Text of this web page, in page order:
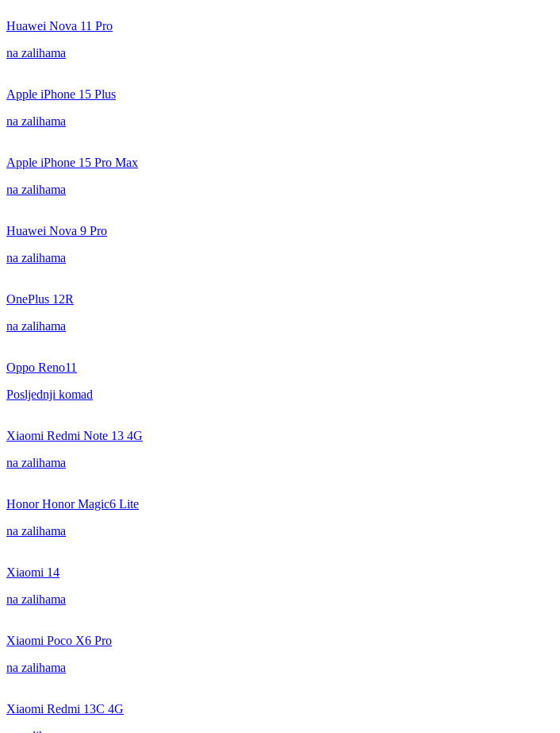
Huawei Nova 11 Pro
na zalihama
Apple iPhone 15 Plus
na zalihama
Apple iPhone 15 Pro Max
na zalihama
Huawei Nova 9 Pro
na zalihama
OnePlus 12R
na zalihama
Oppo Reno11
Posljednji komad
Xiaomi Redmi Note 13 4G
na zalihama
Honor Honor Magic6 Lite
na zalihama
Xiaomi 14
na zalihama
Xiaomi Poco X6 Pro
na zalihama
Xiaomi Redmi 13C 4G